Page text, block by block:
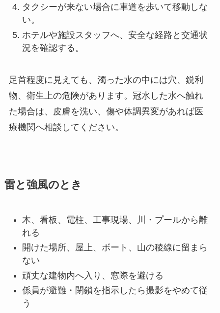
タクシーが来ない場合に車道を歩いて移動しな
い。
ホテルや施設スタッフへ、安全な経路と交通状
況を確認する。
足首程度に見えても、濁った水の中には穴、鋭利
物、衛生上の危険があります。冠水した水へ触れ
た場合は、皮膚を洗い、傷や体調異変があれば医
療機関へ相談してください。
雷と強風のとき
木、看板、電柱、工事現場、川・プールから離
れる
開けた場所、屋上、ボート、山の稜線に留まら
ない
頑丈な建物内へ入り、窓際を避ける
係員が避難・閉鎖を指示したら撮影をやめて従
う